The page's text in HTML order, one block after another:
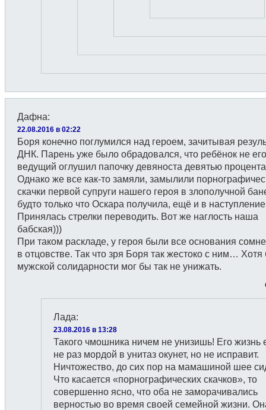
Дафна:
22.08.2016 в 02:22
Боря конечно поглумился над героем, зачитывая
ДНК. Парень уже было обрадовался, что ребёнок не
ведущий оглушил папочку девяноста девятью
Однако же все как-то замяли, замылили
скачки первой супруги нашего героя в злополучной
будто только что Оскара получила, ещё и в
Принялась стрелки переводить. Вот же наглость наша
бабская)))
При таком раскладе, у героя были все основания
в отцовстве. Так что зря Боря так жестоко с ним… Хотя
мужской солидарности мог бы так не унижать.
Лада:
23.08.2016 в 13:28
Такого чмошника ничем не унизишь! Его жизнь
не раз мордой в унитаз окунет, но не исправит.
Ничтожество, до сих пор на мамашиной шее
Что касается «порнографических скачков», то
совершенно ясно, что оба не заморачивались
верностью во время своей семейной жизни.